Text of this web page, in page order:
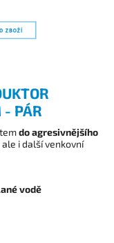
- PÁR
do agresivnějšího
ale i další venkovní
vodě